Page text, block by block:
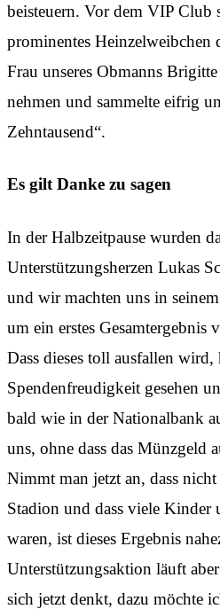
beisteuern. Vor dem VIP Club
prominentes Heinzelweibchen
Frau unseres Obmanns
nehmen und sammelte eifrig
Zehntausend“.
Es gilt Danke zu sagen
In der Halbzeitpause wurden
Unterstützungsherzen Lukas
und wir machten uns in
um ein erstes Gesamtergebnis
Dass dieses toll ausfallen wird,
Spendenfreudigkeit gesehen
bald wie in der Nationalbank
uns, ohne dass das Münzgeld
Nimmt man jetzt an, dass
Stadion und dass viele Kinder
waren, ist dieses Ergebnis
Unterstützungsaktion läuft
sich jetzt denkt, dazu möchte